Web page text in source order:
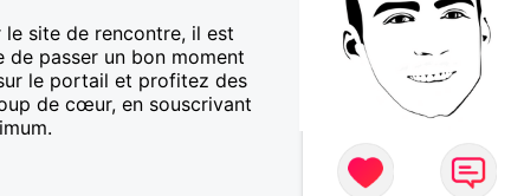
site de rencontre, il est
passer un bon moment
le portail et profitez des
de cœur, en souscrivant